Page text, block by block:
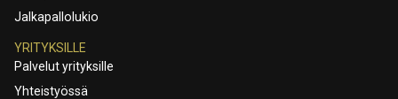
Jalkapallolukio
YRITYKSILLE
Palvelut yrityksille
Yhteistyössä